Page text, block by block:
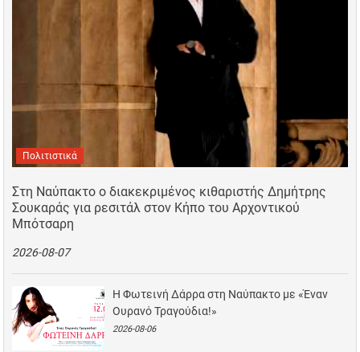
Πολιτιστικά
Στη Ναύπακτο ο διακεκριμένος κιθαριστής Δημήτρης
Σουκαράς για ρεσιτάλ στον Κήπο του Αρχοντικού
Μπότσαρη
2026-08-07
Η Φωτεινή Δάρρα στη Ναύπακτο με «Έναν
Ουρανό Τραγούδια!»
2026-08-06